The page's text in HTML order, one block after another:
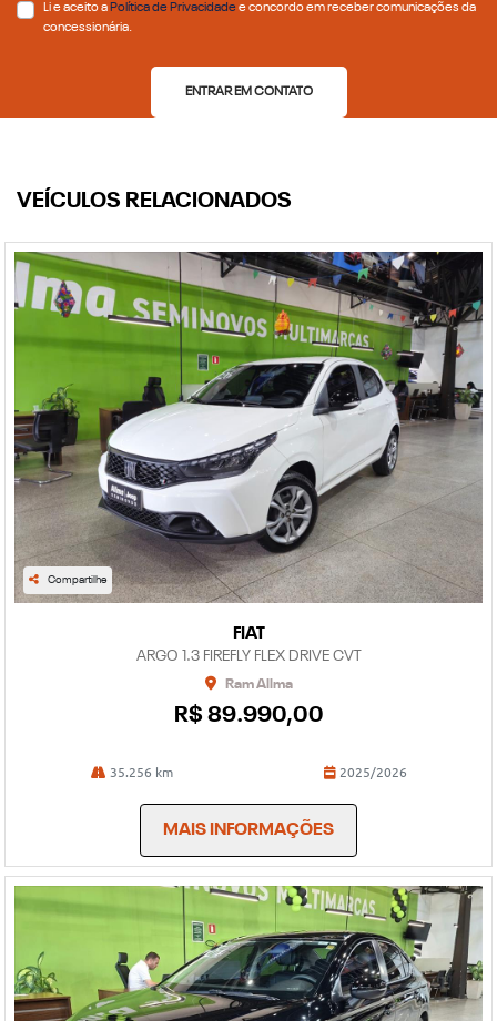
Li e aceito aPolítica de Privacidadee concordo em receber comunicações da
concessionária.
ENTRAR EM CONTATO
VEÍCULOS RELACIONADOS
Compartilhe
FIAT
ARGO 1.3 FIREFLY FLEX DRIVE CVT
Ram Allma
R$ 89.990,00
35.256 km 2025/2026
MAIS INFORMAÇÕES